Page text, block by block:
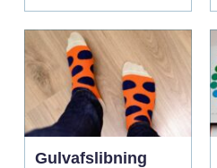
Gulvafslibning